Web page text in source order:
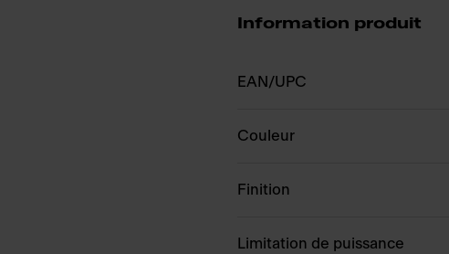
Information produit
EAN/UPC
Couleur
Finition
Limitation de puissance